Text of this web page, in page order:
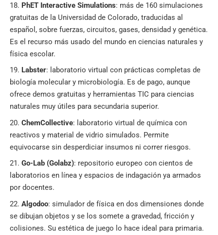
PhET Interactive Simulations: más de 160 simulaciones
gratuitas de la Universidad de Colorado, traducidas al
español, sobre fuerzas, circuitos, gases, densidad y genética.
Es el recurso más usado del mundo en ciencias naturales y
física escolar.
Labster: laboratorio virtual con prácticas completas de
biología molecular y microbiología. Es de pago, aunque
ofrece demos gratuitas y herramientas TIC para ciencias
naturales muy útiles para secundaria superior.
ChemCollective: laboratorio virtual de química con
reactivos y material de vidrio simulados. Permite
equivocarse sin desperdiciar insumos ni correr riesgos.
Go-Lab (Golabz): repositorio europeo con cientos de
laboratorios en línea y espacios de indagación ya armados
por docentes.
Algodoo: simulador de física en dos dimensiones donde
se dibujan objetos y se los somete a gravedad, fricción y
colisiones. Su estética de juego lo hace ideal para primaria.